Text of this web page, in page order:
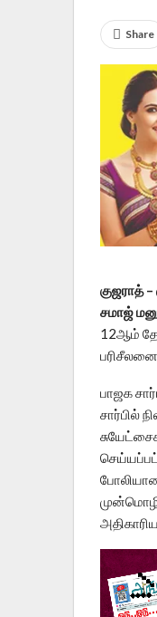
Share
குஜராத்
சமாஜ்
12ஆம்
பாஜக
சார்பில்